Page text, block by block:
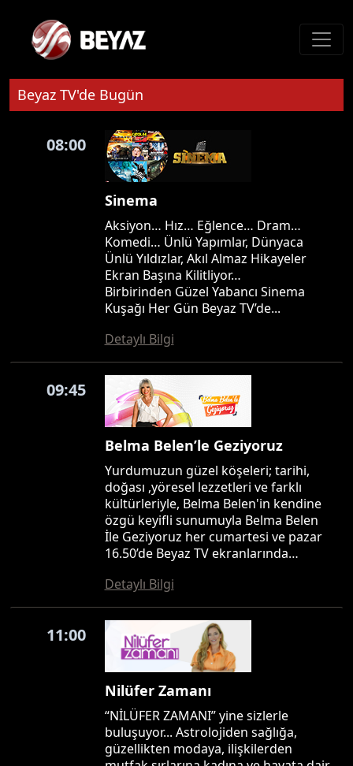
Beyaz TV'de Bugün
08:00
Sinema
Aksiyon… Hız… Eğlence… Dram…
Komedi… Ünlü Yapımlar, Dünyaca
Ünlü Yıldızlar, Akıl Almaz Hikayeler
Ekran Başına Kilitliyor…
Birbirinden Güzel Yabancı Sinema
Kuşağı Her Gün Beyaz TV’de...
Detaylı Bilgi
09:45
Belma Belen’le Geziyoruz
Yurdumuzun güzel köşeleri; tarihi,
doğası ,yöresel lezzetleri ve farklı
kültürleriyle, Belma Belen'in kendine
özgü keyifli sunumuyla Belma Belen
İle Geziyoruz her cumartesi ve pazar
16.50’de Beyaz TV ekranlarında…
Detaylı Bilgi
11:00
Nilüfer Zamanı
“NİLÜFER ZAMANI” yine sizlerle
buluşuyor... Astrolojiden sağlığa,
güzellikten modaya, ilişkilerden